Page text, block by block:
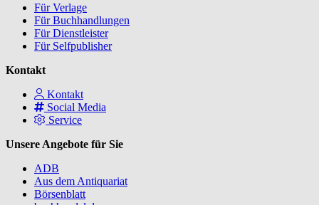
Für Verlage
Für Buchhandlungen
Für Dienstleister
Für Selfpublisher
Kontakt
Kontakt
Social Media
Service
Unsere Angebote für Sie
ADB
Aus dem Antiquariat
Börsenblatt